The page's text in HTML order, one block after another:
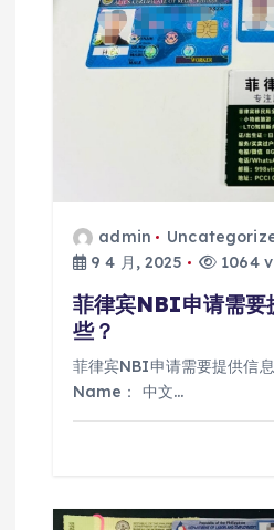
admin
9 4 月, 2025
1064
菲律宾NBI申请需要
些？
菲律宾NBI申请需要提供信
Name： 中文…